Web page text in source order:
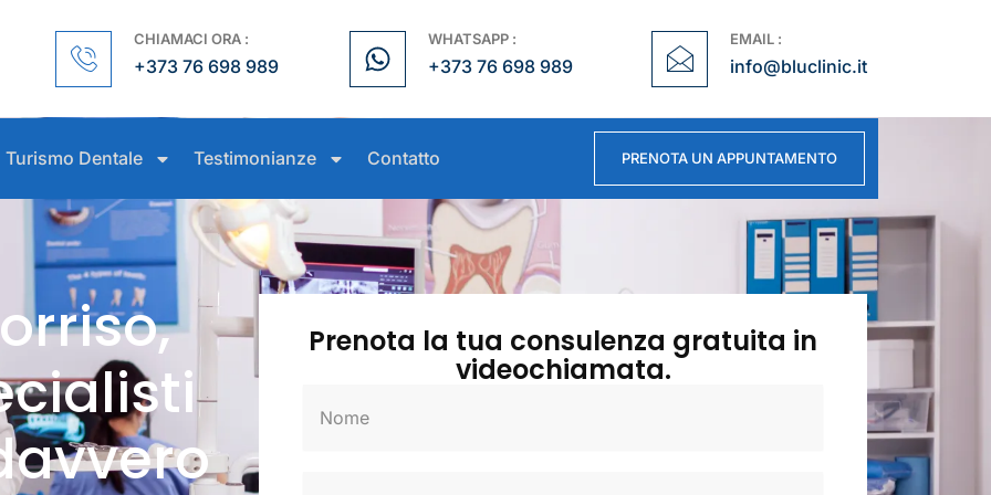
CHIAMACI ORA :
+373 76 698 989
WHATSAPP :
+373 76 698 989
EMAIL :
info@bluclinic.it
Turismo Dentale Testimonianze Contatto PRENOTA UN APPUNTAMENTO
Prenota la tua consulenza gratuita in
videochiamata.